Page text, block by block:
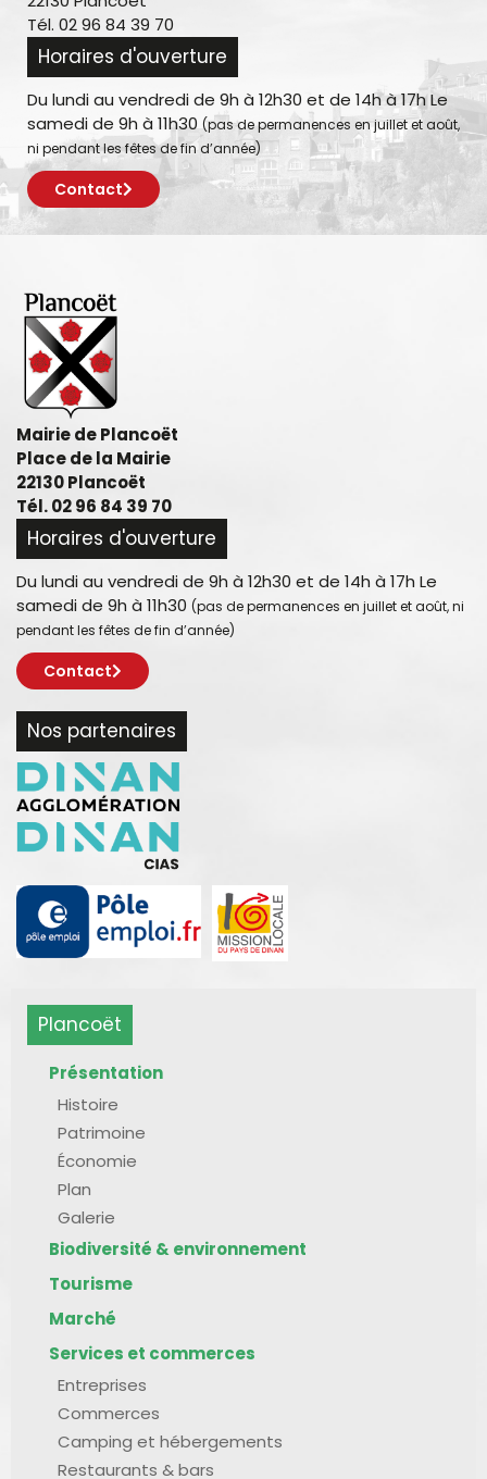
Tél. 02 96 84 39 70
Horaires d'ouverture
Du lundi au vendredi de 9h à 12h30 et de 14h à 17h Le
samedi de 9h à 11h30 (pas de permanences en juillet et août,
ni pendant les fêtes de fin d’année)
Contact
Mairie de Plancoët
Place de la Mairie
22130 Plancoët
Tél. 02 96 84 39 70
Horaires d'ouverture
Du lundi au vendredi de 9h à 12h30 et de 14h à 17h Le
samedi de 9h à 11h30 (pas de permanences en juillet et août, ni
pendant les fêtes de fin d’année)
Contact
Nos partenaires
Plancoët
Présentation
Histoire
Patrimoine
Économie
Plan
Galerie
Biodiversité & environnement
Tourisme
Marché
Services et commerces
Entreprises
Commerces
Camping et hébergements
Restaurants & bars